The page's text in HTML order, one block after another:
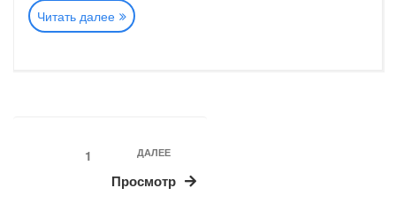
Читать далее«Итоги
ноября
Пагинация
1 Следующая
запись
ДАЛЕЕ
Просмотр